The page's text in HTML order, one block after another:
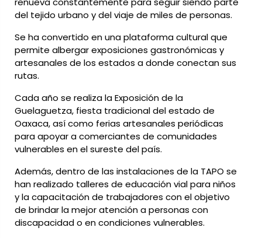
del tejido urbano y del viaje de miles de personas.
Se ha convertido en una plataforma cultural que
permite albergar exposiciones gastronómicas y
artesanales de los estados a donde conectan sus
rutas.
Cada año se realiza la Exposición de la
Guelaguetza, fiesta tradicional del estado de
Oaxaca, así como ferias artesanales periódicas
para apoyar a comerciantes de comunidades
vulnerables en el sureste del país.
Además, dentro de las instalaciones de la TAPO se
han realizado talleres de educación vial para niños
y la capacitación de trabajadores con el objetivo
de brindar la mejor atención a personas con
discapacidad o en condiciones vulnerables.